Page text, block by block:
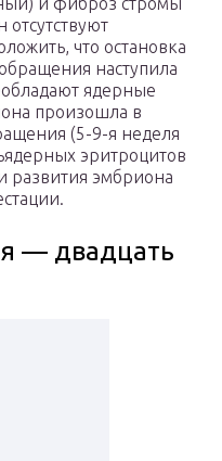
отсутствуют
что остановка
наступила
ядерные
произошла в
(5-9-я неделя
эритроцитов
развития эмбриона
— двадцать